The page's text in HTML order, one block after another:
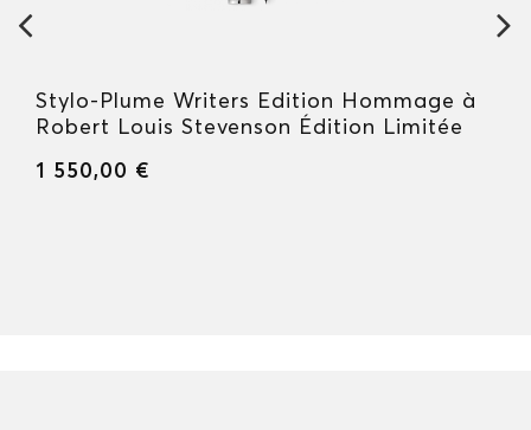
Stylo-Plume Writers Edition Hommage à
Robert Louis Stevenson Édition Limitée
1 550,00 €